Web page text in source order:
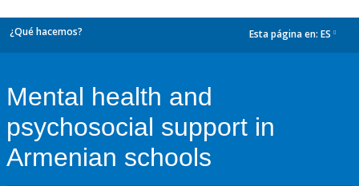
¿Qué hacemos? Esta página en: ES
Mental health and
psychosocial support in
Armenian schools